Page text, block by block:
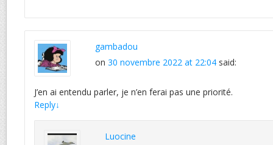
gambadou
on 30 novembre 2022 at 22:04 said:
J’en ai entendu parler, je n’en ferai pas une priorité.
Reply↓
Luocine